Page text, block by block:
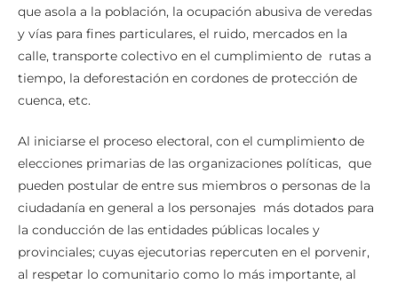
que asola a la población, la ocupación abusiva de veredas
y vías para fines particulares, el ruido, mercados en la
calle, transporte colectivo en el cumplimiento de rutas a
tiempo, la deforestación en cordones de protección de
cuenca, etc.
Al iniciarse el proceso electoral, con el cumplimiento de
elecciones primarias de las organizaciones políticas, que
pueden postular de entre sus miembros o personas de la
ciudadanía en general a los personajes más dotados para
la conducción de las entidades públicas locales y
provinciales; cuyas ejecutorias repercuten en el porvenir,
al respetar lo comunitario como lo más importante, al